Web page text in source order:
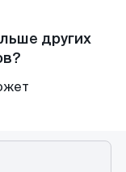
других